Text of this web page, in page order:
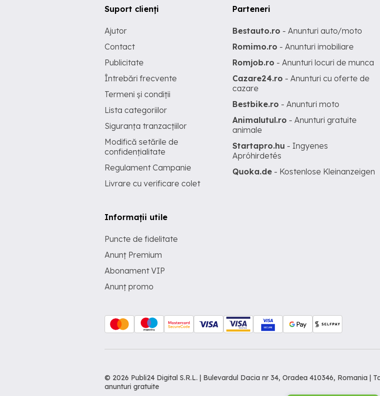
Suport clienți
Ajutor
Contact
Publicitate
Întrebări frecvente
Termeni și condiții
Lista categoriilor
Siguranța tranzacțiilor
Modifică setările de
confidențialitate
Regulament Campanie
Livrare cu verificare colet
Informații utile
Puncte de fidelitate
Anunț Premium
Abonament VIP
Anunț promo
Parteneri
Bestauto.ro - Anunturi auto/moto
Romimo.ro - Anunturi imobiliare
Romjob.ro - Anunturi locuri de munca
Cazare24.ro - Anunturi cu oferte de
cazare
Bestbike.ro - Anunturi moto
Animalutul.ro - Anunturi gratuite
animale
Startapro.hu - Ingyenes
Apróhirdetés
Quoka.de - Kostenlose Kleinanzeigen
© 2026 Publi24 Digital S.R.L. | Bulevardul Dacia nr 34, Oradea 410346, Romania |
anunturi gratuite